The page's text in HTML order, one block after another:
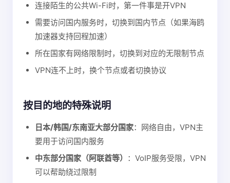
连接陌生的公共Wi-Fi时，第一件事是开VPN
需要访问国内服务时，切换到国内节点（如果海鸥
加速器支持回程加速）
所在国家有网络限制时，切换到对应的无限制节点
VPN连不上时，换个节点或者切换协议
按目的地的特殊说明
日本/韩国/东南亚大部分国家：网络自由，VPN主
要用于访问国内服务
中东部分国家（阿联酋等） ：VoIP服务受限，VPN
可以帮助绕过限制